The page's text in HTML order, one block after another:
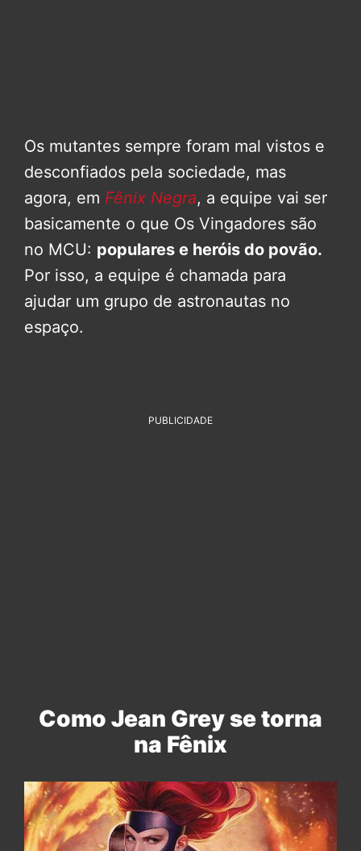
Os mutantes sempre foram mal vistos e
desconfiados pela sociedade, mas
agora, em Fênix Negra, a equipe vai ser
basicamente o que Os Vingadores são
no MCU: populares e heróis do povão.
Por isso, a equipe é chamada para
ajudar um grupo de astronautas no
espaço.
PUBLICIDADE
Como Jean Grey se torna
na Fênix